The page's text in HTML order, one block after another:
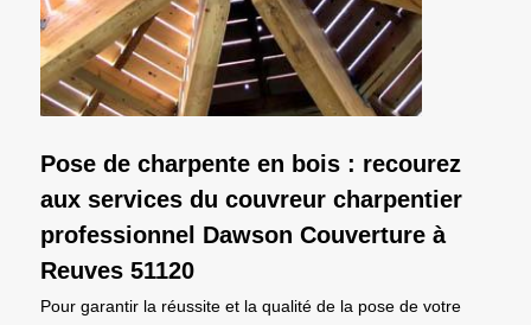
Pose de charpente en bois : recourez
aux services du couvreur charpentier
professionnel Dawson Couverture à
Reuves 51120
Pour garantir la réussite et la qualité de la pose de votre